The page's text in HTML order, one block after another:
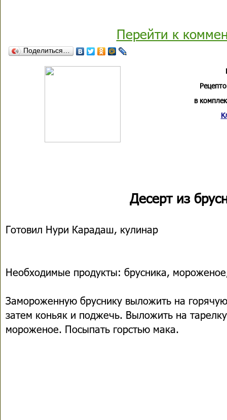
Перейти к
Поделиться…
в
Десерт из
Готовил Нури Карадаш, кулинар
Необходимые продукты: брусника,
Замороженную бруснику выложить на
затем коньяк и поджечь. Выложить на
мороженое. Посыпать горстью мака.